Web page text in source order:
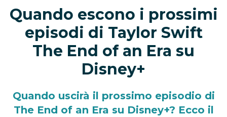
Quando escono i prossimi
episodi di Taylor Swift
The End of an Era su
Disney+
Quando uscirà il prossimo episodio di
The End of an Era su Disney+? Ecco il